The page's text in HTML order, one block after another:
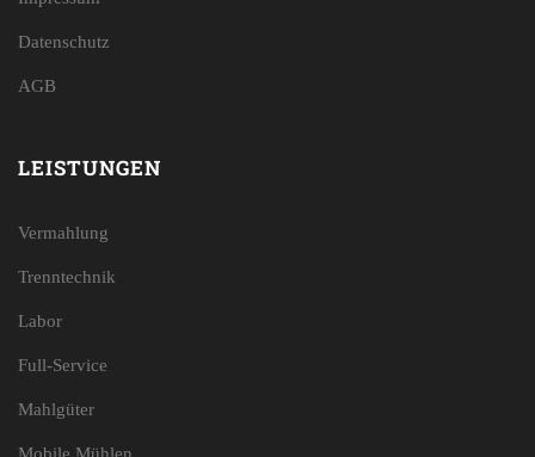
Datenschutz
AGB
LEISTUNGEN
Vermahlung
Trenntechnik
Labor
Full-Service
Mahlgüter